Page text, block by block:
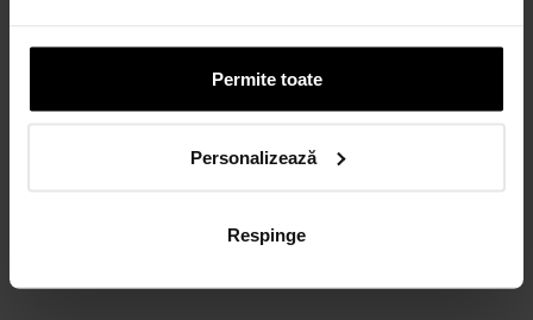
Permite toate
Personalizează
Respinge